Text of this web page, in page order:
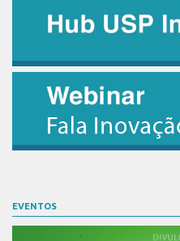
Banco de Patentes
Inteligência Competitiva
Showroom de Tecnologias
Empreendedorismo
Jornada Empreendedora
Bolsa Startup USP
EVENTOS